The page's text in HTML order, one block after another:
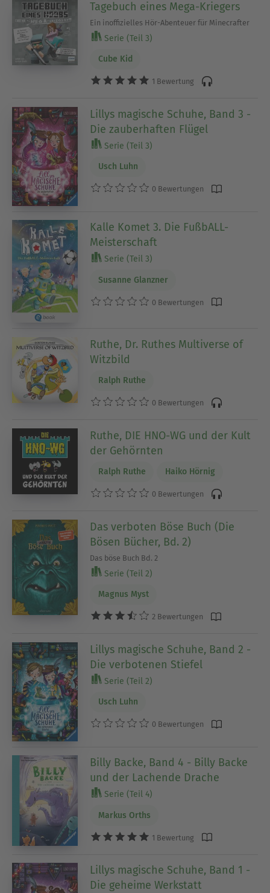
Tagebuch eines Mega-Kriegers
Ein inoffizielles Hör-Abenteuer für Minecrafter
Serie (Teil 3)
Cube Kid
1 Bewertung
Lillys magische Schuhe, Band 3 -
Die zauberhaften Flügel
Serie (Teil 3)
Usch Luhn
0 Bewertungen
Kalle Komet 3. Die FußbALL-
Meisterschaft
Serie (Teil 3)
Susanne Glanzner
0 Bewertungen
Ruthe, Dr. Ruthes Multiverse of
Witzbild
Ralph Ruthe
0 Bewertungen
Ruthe, DIE HNO-WG und der Kult
der Gehörnten
Ralph Ruthe Haiko Hörnig
0 Bewertungen
Das verboten Böse Buch (Die
Bösen Bücher, Bd. 2)
Das böse Buch Bd. 2
Serie (Teil 2)
Magnus Myst
2 Bewertungen
Lillys magische Schuhe, Band 2 -
Die verbotenen Stiefel
Serie (Teil 2)
Usch Luhn
0 Bewertungen
Billy Backe, Band 4 - Billy Backe
und der Lachende Drache
Serie (Teil 4)
Markus Orths
1 Bewertung
Lillys magische Schuhe, Band 1 -
Die geheime Werkstatt